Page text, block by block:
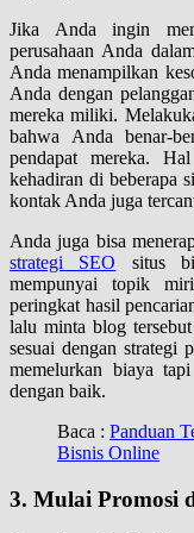
Jika Anda ingin
perusahaan Anda
Anda menampilkan
Anda dengan
mereka miliki.
bahwa Anda benar-
pendapat mereka.
kehadiran di beberapa
kontak Anda juga
Anda juga bisa
strategi SEO situs
mempunyai topik
peringkat hasil
lalu minta blog
sesuai dengan strategi
memelurkan biaya
dengan baik.
Baca : Panduan
Bisnis Online
3. Mulai Promosi